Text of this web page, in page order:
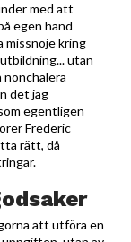
med att
egen hand
missnöje kring
utan
nonchalera
det jag
egentligen
Frederic
rätt, då
att utföra en